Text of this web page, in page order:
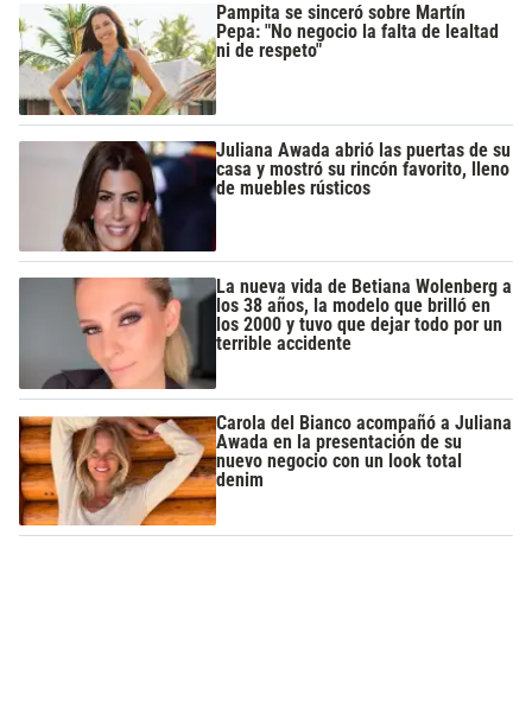
Pampita se sinceró sobre Martín
Pepa: "No negocio la falta de lealtad
ni de respeto"
Juliana Awada abrió las puertas de su
casa y mostró su rincón favorito, lleno
de muebles rústicos
La nueva vida de Betiana Wolenberg a
los 38 años, la modelo que brilló en
los 2000 y tuvo que dejar todo por un
terrible accidente
Carola del Bianco acompañó a Juliana
Awada en la presentación de su
nuevo negocio con un look total
denim